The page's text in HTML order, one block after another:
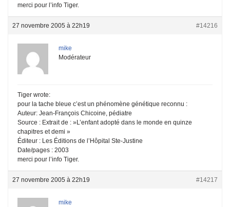
merci pour l’info Tiger.
27 novembre 2005 à 22h19 #14216
mike
Modérateur
Tiger wrote:
pour la tache bleue c’est un phénomène génétique reconnu :
Auteur: Jean-François Chicoine, pédiatre
Source : Extrait de : »L’enfant adopté dans le monde en quinze
chapitres et demi »
Éditeur : Les Éditions de l’Hôpital Ste-Justine
Date/pages : 2003
merci pour l’info Tiger.
27 novembre 2005 à 22h19 #14217
mike